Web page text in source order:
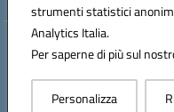
strumenti statistici
Analytics Italia.
Per saperne di più sul
Personalizza
Hosting &
Concept &